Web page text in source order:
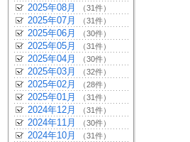
2025年08月 （31件）
2025年07月 （31件）
2025年06月 （30件）
2025年05月 （31件）
2025年04月 （30件）
2025年03月 （32件）
2025年02月 （28件）
2025年01月 （31件）
2024年12月 （31件）
2024年11月 （30件）
2024年10月 （31件）